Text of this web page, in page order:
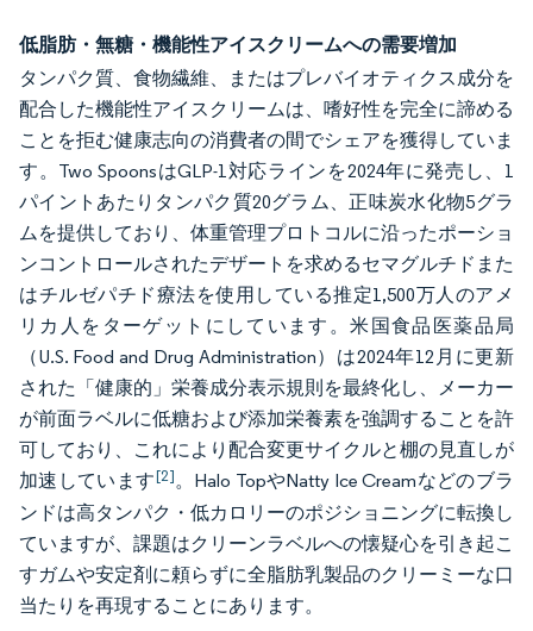
低脂肪・無糖・機能性アイスクリームへの需要増加
タンパク質、食物繊維、またはプレバイオティクス成分を
配合した機能性アイスクリームは、嗜好性を完全に諦める
ことを拒む健康志向の消費者の間でシェアを獲得していま
す。Two SpoonsはGLP-1対応ラインを2024年に発売し、1
パイントあたりタンパク質20グラム、正味炭水化物5グラ
ムを提供しており、体重管理プロトコルに沿ったポーショ
ンコントロールされたデザートを求めるセマグルチドまた
はチルゼパチド療法を使用している推定1,500万人のアメ
リカ人をターゲットにしています。米国食品医薬品局
（U.S. Food and Drug Administration）は2024年12月に更新
された「健康的」栄養成分表示規則を最終化し、メーカー
が前面ラベルに低糖および添加栄養素を強調することを許
可しており、これにより配合変更サイクルと棚の見直しが
加速しています[2]。Halo TopやNatty Ice Creamなどのブラ
ンドは高タンパク・低カロリーのポジショニングに転換し
ていますが、課題はクリーンラベルへの懐疑心を引き起こ
すガムや安定剤に頼らずに全脂肪乳製品のクリーミーな口
当たりを再現することにあります。